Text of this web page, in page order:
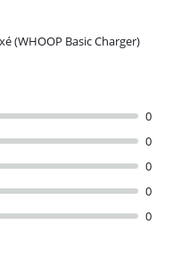
(WHOOP Basic Charger)
0
0
0
0
0